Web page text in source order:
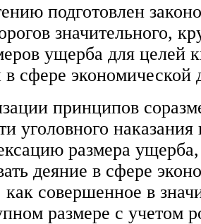
подготовлен
значительного,
ущерба для целей
сфере экономической
принципов
уголовного наказания
размера
деяние в сфере
как совершенное в
размере с учетом